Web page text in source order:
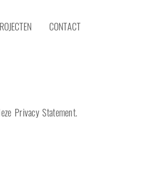
CONTACT
Privacy Statement.